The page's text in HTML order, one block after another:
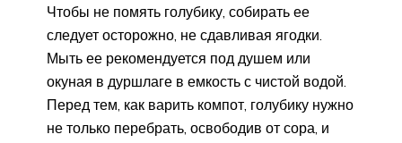
Чтобы не помять голубику, собирать ее
следует осторожно, не сдавливая ягодки.
Мыть ее рекомендуется под душем или
окуная в дуршлаге в емкость с чистой водой.
Перед тем, как варить компот, голубику нужно
не только перебрать, освободив от сора, и